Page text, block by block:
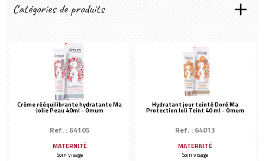
Catégories de produits
Les essentiels
PRÉPARATION DE LA PEAU
Démaquillant & Lotion
TYPES DE SOINS
Crème rééquilibrante hydratante Ma
Jolie Peau 40ml - Omum
Ref. : 64105
MATERNITÉ
Soin visage
Hydratant jour teinté Doré Ma
Protection Joli Teint 40 ml - Omum
Ref. : 64013
MATERNITÉ
Soin visage